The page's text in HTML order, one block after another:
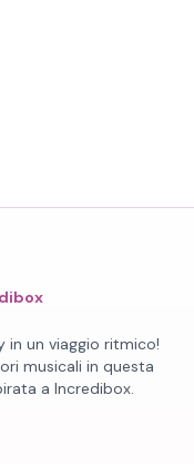
in un viaggio ritmico!
musicali in questa
a Incredibox.